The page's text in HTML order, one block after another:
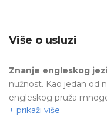
Više o usluzi
Znanje engleskog
nužnost. Kao jedan od
engleskog pruža
tako i u privatnom svetu.